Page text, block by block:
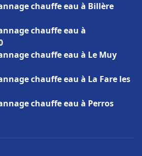
chauffe eau à Billère
chauffe eau à
chauffe eau à Le Muy
chauffe eau à La Fare les
chauffe eau à Perros